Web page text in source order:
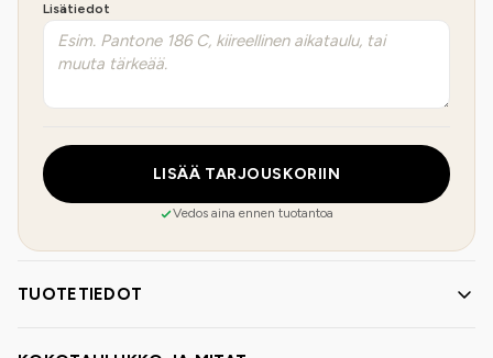
Lisätiedot
LISÄÄ TARJOUSKORIIN
Vedos aina ennen tuotantoa
TUOTETIEDOT